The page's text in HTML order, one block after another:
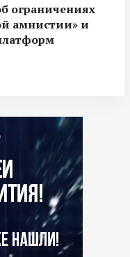
ограничениях
амнистии» и